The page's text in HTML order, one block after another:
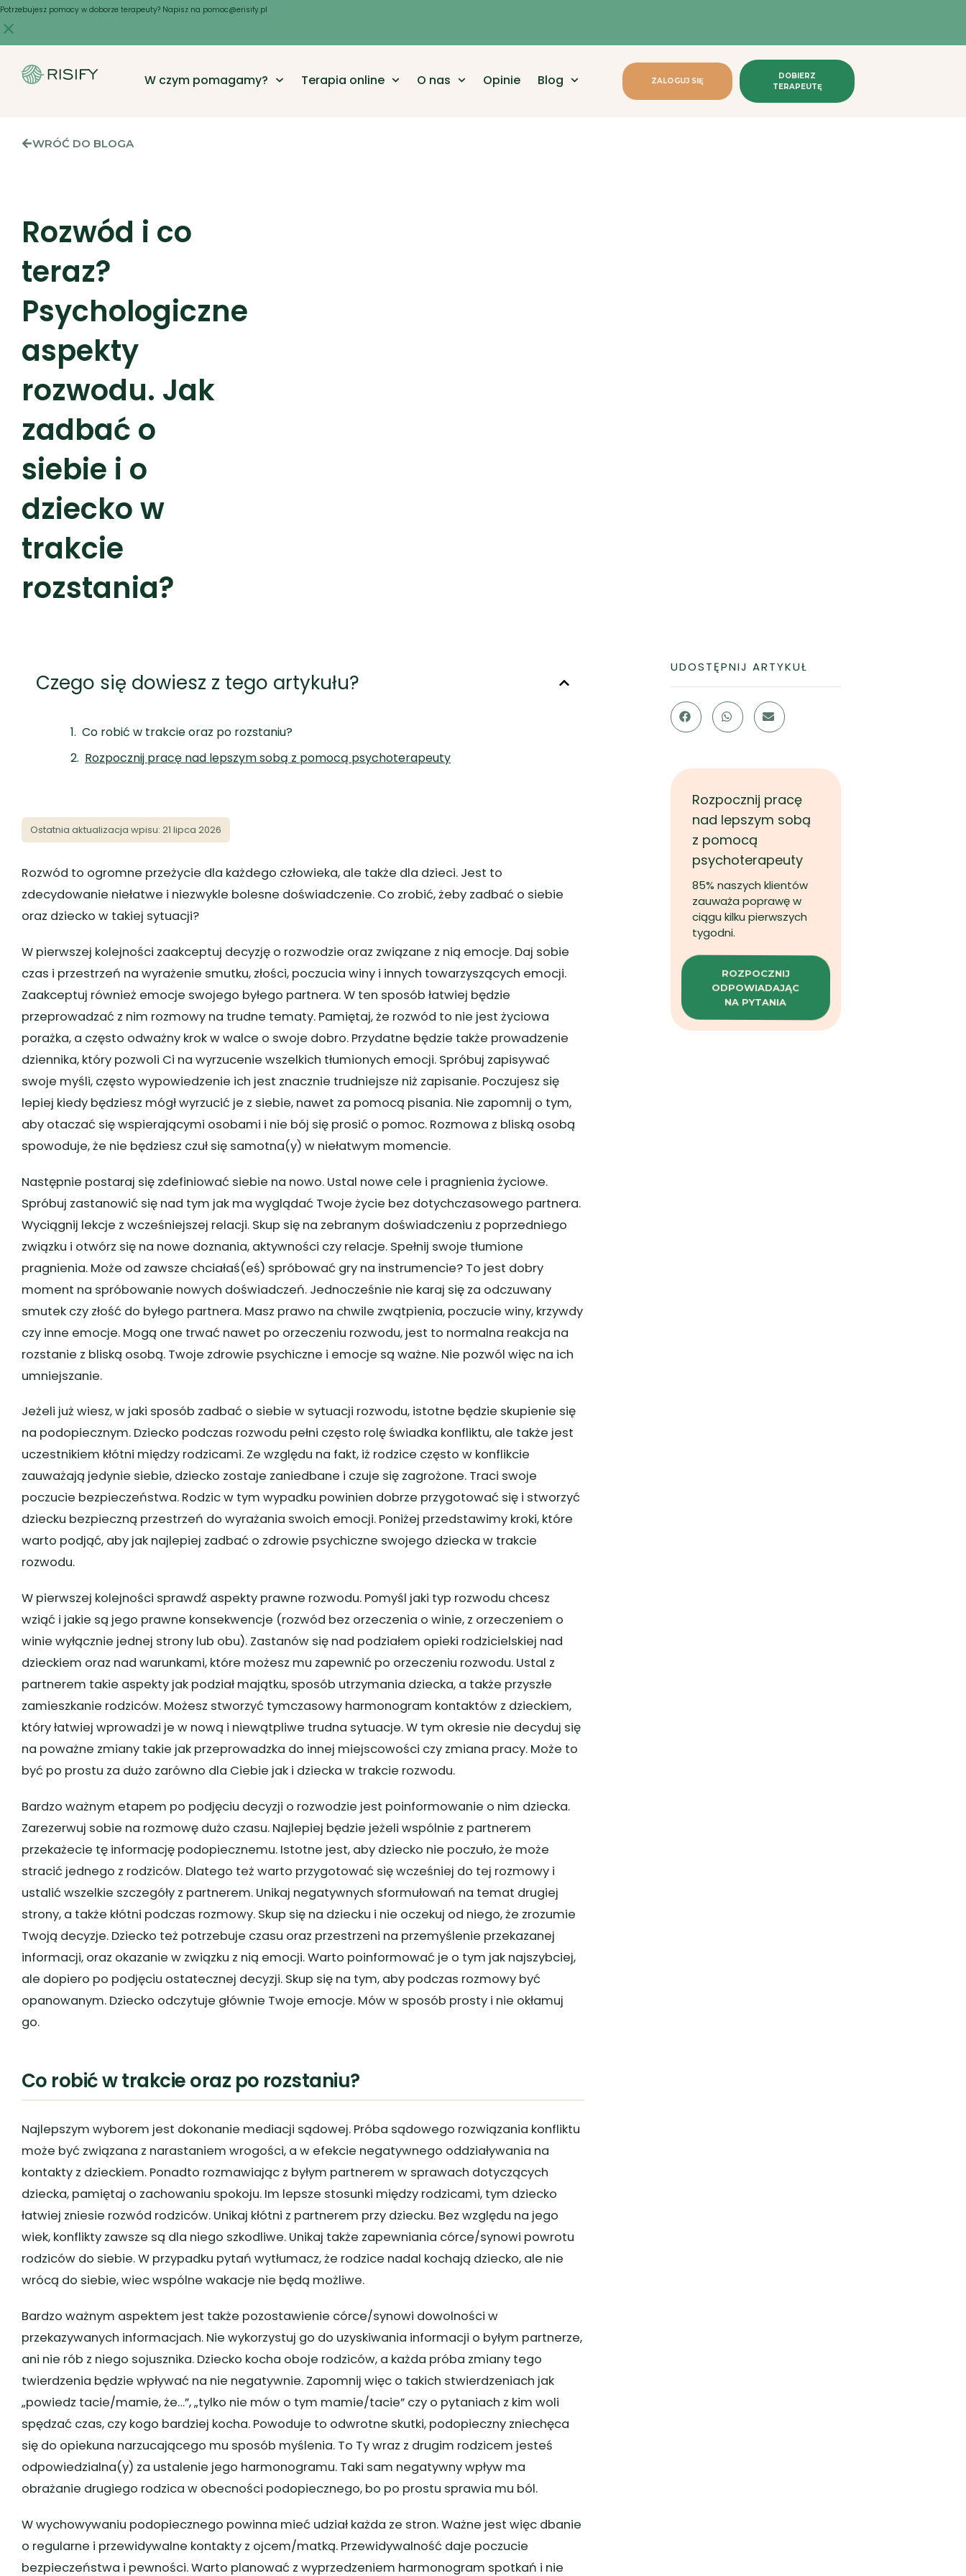
Potrzebujesz pomocy w doborze terapeuty? Napisz na pomoc@erisify.pl
Skip
to
content
W czym pomagamy?
Terapia online O nas Opinie Blog ZALOGUJ SIĘ
DOBIERZ
TERAPEUTĘ
WRÓĆ DO BLOGA
Rozwód i co
teraz?
Psychologiczne
aspekty
rozwodu. Jak
zadbać o
siebie i o
dziecko w
trakcie
rozstania?
Czego się dowiesz z tego artykułu?
Co robić w trakcie oraz po rozstaniu?
Rozpocznij pracę nad lepszym sobą z pomocą psychoterapeuty
Ostatnia aktualizacja wpisu: 21 lipca 2026
Rozwód to ogromne przeżycie dla każdego człowieka, ale także dla dzieci. Jest to
zdecydowanie niełatwe i niezwykle bolesne doświadczenie. Co zrobić, żeby zadbać o siebie
oraz dziecko w takiej sytuacji?
W pierwszej kolejności zaakceptuj decyzję o rozwodzie oraz związane z nią emocje. Daj sobie
czas i przestrzeń na wyrażenie smutku, złości, poczucia winy i innych towarzyszących emocji.
Zaakceptuj również emocje swojego byłego partnera. W ten sposób łatwiej będzie
przeprowadzać z nim rozmowy na trudne tematy. Pamiętaj, że rozwód to nie jest życiowa
porażka, a często odważny krok w walce o swoje dobro. Przydatne będzie także prowadzenie
dziennika, który pozwoli Ci na wyrzucenie wszelkich tłumionych emocji. Spróbuj zapisywać
swoje myśli, często wypowiedzenie ich jest znacznie trudniejsze niż zapisanie. Poczujesz się
lepiej kiedy będziesz mógł wyrzucić je z siebie, nawet za pomocą pisania. Nie zapomnij o tym,
aby otaczać się wspierającymi osobami i nie bój się prosić o pomoc. Rozmowa z bliską osobą
spowoduje, że nie będziesz czuł się samotna(y) w niełatwym momencie.
Następnie postaraj się zdefiniować siebie na nowo. Ustal nowe cele i pragnienia życiowe.
Spróbuj zastanowić się nad tym jak ma wyglądać Twoje życie bez dotychczasowego partnera.
Wyciągnij lekcje z wcześniejszej relacji. Skup się na zebranym doświadczeniu z poprzedniego
związku i otwórz się na nowe doznania, aktywności czy relacje. Spełnij swoje tłumione
pragnienia. Może od zawsze chciałaś(eś) spróbować gry na instrumencie? To jest dobry
moment na spróbowanie nowych doświadczeń. Jednocześnie nie karaj się za odczuwany
smutek czy złość do byłego partnera. Masz prawo na chwile zwątpienia, poczucie winy, krzywdy
czy inne emocje. Mogą one trwać nawet po orzeczeniu rozwodu, jest to normalna reakcja na
rozstanie z bliską osobą. Twoje zdrowie psychiczne i emocje są ważne. Nie pozwól więc na ich
umniejszanie.
Jeżeli już wiesz, w jaki sposób zadbać o siebie w sytuacji rozwodu, istotne będzie skupienie się
na podopiecznym. Dziecko podczas rozwodu pełni często rolę świadka konfliktu, ale także jest
uczestnikiem kłótni między rodzicami. Ze względu na fakt, iż rodzice często w konflikcie
zauważają jedynie siebie, dziecko zostaje zaniedbane i czuje się zagrożone. Traci swoje
poczucie bezpieczeństwa. Rodzic w tym wypadku powinien dobrze przygotować się i stworzyć
dziecku bezpieczną przestrzeń do wyrażania swoich emocji. Poniżej przedstawimy kroki, które
warto podjąć, aby jak najlepiej zadbać o zdrowie psychiczne swojego dziecka w trakcie
rozwodu.
W pierwszej kolejności sprawdź aspekty prawne rozwodu. Pomyśl jaki typ rozwodu chcesz
wziąć i jakie są jego prawne konsekwencje (rozwód bez orzeczenia o winie, z orzeczeniem o
winie wyłącznie jednej strony lub obu). Zastanów się nad podziałem opieki rodzicielskiej nad
dzieckiem oraz nad warunkami, które możesz mu zapewnić po orzeczeniu rozwodu. Ustal z
partnerem takie aspekty jak podział majątku, sposób utrzymania dziecka, a także przyszłe
zamieszkanie rodziców. Możesz stworzyć tymczasowy harmonogram kontaktów z dzieckiem,
który łatwiej wprowadzi je w nową i niewątpliwe trudna sytuacje. W tym okresie nie decyduj się
na poważne zmiany takie jak przeprowadzka do innej miejscowości czy zmiana pracy. Może to
być po prostu za dużo zarówno dla Ciebie jak i dziecka w trakcie rozwodu.
Bardzo ważnym etapem po podjęciu decyzji o rozwodzie jest poinformowanie o nim dziecka.
Zarezerwuj sobie na rozmowę dużo czasu. Najlepiej będzie jeżeli wspólnie z partnerem
przekażecie tę informację podopiecznemu. Istotne jest, aby dziecko nie poczuło, że może
stracić jednego z rodziców. Dlatego też warto przygotować się wcześniej do tej rozmowy i
ustalić wszelkie szczegóły z partnerem. Unikaj negatywnych sformułowań na temat drugiej
strony, a także kłótni podczas rozmowy. Skup się na dziecku i nie oczekuj od niego, że zrozumie
Twoją decyzje. Dziecko też potrzebuje czasu oraz przestrzeni na przemyślenie przekazanej
informacji, oraz okazanie w związku z nią emocji. Warto poinformować je o tym jak najszybciej,
ale dopiero po podjęciu ostatecznej decyzji. Skup się na tym, aby podczas rozmowy być
opanowanym. Dziecko odczytuje głównie Twoje emocje. Mów w sposób prosty i nie okłamuj
go.
Co robić w trakcie oraz po rozstaniu?
Najlepszym wyborem jest dokonanie mediacji sądowej. Próba sądowego rozwiązania konfliktu
może być związana z narastaniem wrogości, a w efekcie negatywnego oddziaływania na
kontakty z dzieckiem. Ponadto rozmawiając z byłym partnerem w sprawach dotyczących
dziecka, pamiętaj o zachowaniu spokoju. Im lepsze stosunki między rodzicami, tym dziecko
łatwiej zniesie rozwód rodziców. Unikaj kłótni z partnerem przy dziecku. Bez względu na jego
wiek, konflikty zawsze są dla niego szkodliwe. Unikaj także zapewniania córce/synowi powrotu
rodziców do siebie. W przypadku pytań wytłumacz, że rodzice nadal kochają dziecko, ale nie
wrócą do siebie, wiec wspólne wakacje nie będą możliwe.
Bardzo ważnym aspektem jest także pozostawienie córce/synowi dowolności w
przekazywanych informacjach. Nie wykorzystuj go do uzyskiwania informacji o byłym partnerze,
ani nie rób z niego sojusznika. Dziecko kocha oboje rodziców, a każda próba zmiany tego
twierdzenia będzie wpływać na nie negatywnie. Zapomnij więc o takich stwierdzeniach jak
„powiedz tacie/mamie, że…”, „tylko nie mów o tym mamie/tacie” czy o pytaniach z kim woli
spędzać czas, czy kogo bardziej kocha. Powoduje to odwrotne skutki, podopieczny zniechęca
się do opiekuna narzucającego mu sposób myślenia. To Ty wraz z drugim rodzicem jesteś
odpowiedzialna(y) za ustalenie jego harmonogramu. Taki sam negatywny wpływ ma
obrażanie drugiego rodzica w obecności podopiecznego, bo po prostu sprawia mu ból.
W wychowywaniu podopiecznego powinna mieć udział każda ze stron. Ważne jest więc dbanie
o regularne i przewidywalne kontakty z ojcem/matką. Przewidywalność daje poczucie
bezpieczeństwa i pewności. Warto planować z wyprzedzeniem harmonogram spotkań i nie
UDOSTĘPNIJ ARTYKUŁ
Rozpocznij pracę
nad lepszym sobą
z pomocą
psychoterapeuty
85% naszych klientów
zauważa poprawę w
ciągu kilku pierwszych
tygodni.
ROZPOCZNIJ
ODPOWIADAJĄC
NA PYTANIA